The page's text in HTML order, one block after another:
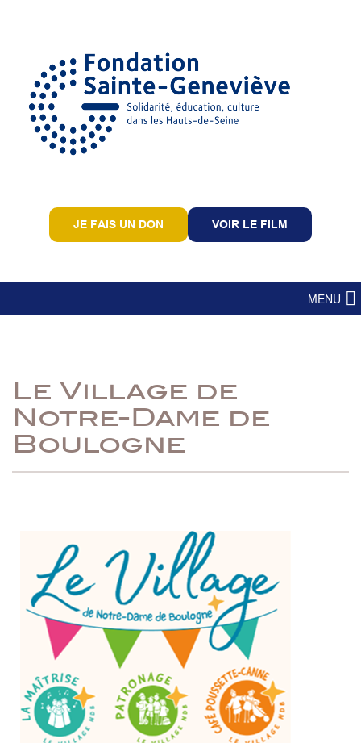
JE FAIS UN DON VOIR LE FILM
MENU
Le Village de
Notre-Dame de
Boulogne